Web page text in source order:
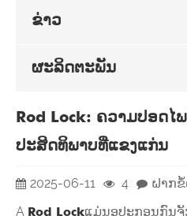
ຂ່າວ
ຜະລິດຕະພັນ
Rod Lock: ຄວາມປອດໄ
ປະສິດທິພາບທີ່ແຂງແກ່ນ
2025-06-11 4
ຝາກ
A Rod Lockແມ່ນອຸປະກອນກົນ